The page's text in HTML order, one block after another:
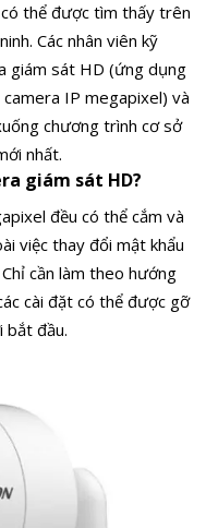
thể được tìm thấy trên
Các nhân viên kỹ
giám sát HD (ứng dụng
IP megapixel) và
chương trình cơ sở
nhất.
giám sát HD?
đều có thể cắm và
việc thay đổi mật khẩu
cần làm theo hướng
cài đặt có thể được gỡ
bắt đầu.